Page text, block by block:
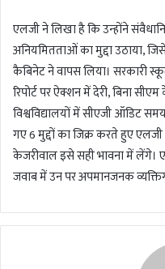
एलजी ने लिखा है कि उन्होंने
अनियमितताओं का मुद्दा उठाया,
कैबिनेट ने वापस लिया। सरकारी
रिपोर्ट पर ऐक्शन में देरी, बिना
विश्वविद्यालयों में सीएजी ऑडिट
गए 6 मुद्दों का जिक्र करते हुए
केजरीवाल इसे सही भावना में
जवाब में उन पर अपमानजनक